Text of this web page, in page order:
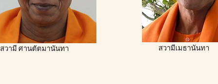
สวามี ศานตัตมานันทา สวามีเมธานันทา